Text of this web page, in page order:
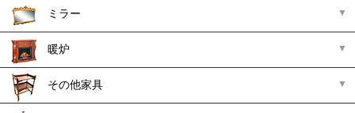
ミラー
暖炉
その他家具